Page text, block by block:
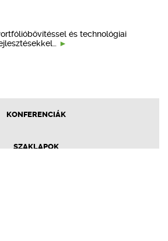
és technológiai
KONFERENCIÁK
SZAKLAPOK